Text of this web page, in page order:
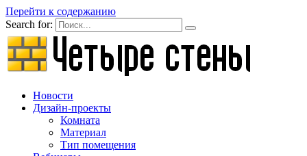
Перейти к содержанию
Search for:
Новости
Дизайн-проекты
Комната
Материал
Тип помещения